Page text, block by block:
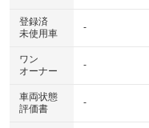
登録済
未使用車
-
ワン
オーナー
-
車両状態
評価書
-